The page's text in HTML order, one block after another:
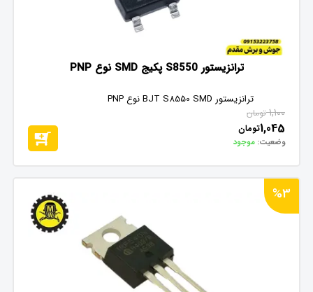
ترانزیستور S8550 پکیج SMD نوع PNP
ترانزیستور BJT S8550 SMD نوع PNP
1,100 تومان
1,045تومان
وضعیت: موجود
%3